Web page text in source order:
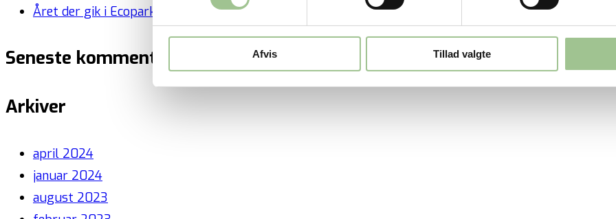
Afvis Tillad valgte
Året der gik i Ecopark 2022
Seneste kommentarer
Arkiver
april 2024
januar 2024
august 2023